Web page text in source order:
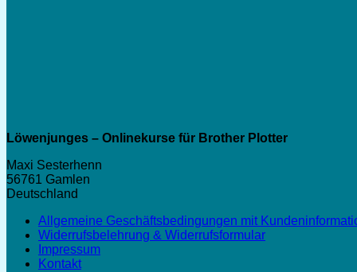
Löwenjunges – Onlinekurse für Brother Plotter
Maxi Sesterhenn
56761 Gamlen
Deutschland
Allgemeine Geschäftsbedingungen mit
Widerrufsbelehrung & Widerrufsformular
Impressum
Kontakt